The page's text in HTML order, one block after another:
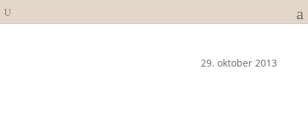
29. oktober 2013